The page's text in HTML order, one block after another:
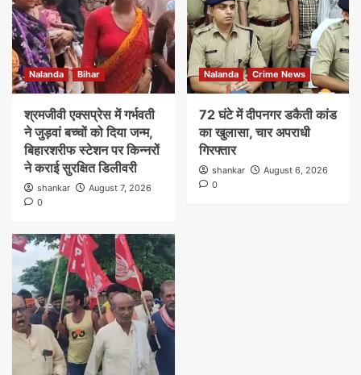
Nalanda Bihar
श्रमजीवी एक्सप्रेस में गर्भवती
ने जुड़वां बच्चों को दिया जन्म,
बिहारशरीफ स्टेशन पर किन्नरों
ने कराई सुरक्षित डिलीवरी
shankar
August 7, 2026
0
Nalanda Crime News
72 घंटे में दीपनगर डकैती कांड
का खुलासा, चार अपराधी
गिरफ्तार
shankar
August 6, 2026
0